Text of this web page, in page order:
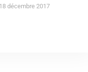
décembre 2017